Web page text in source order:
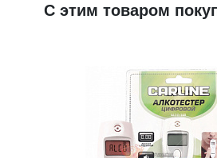
С этим товаром